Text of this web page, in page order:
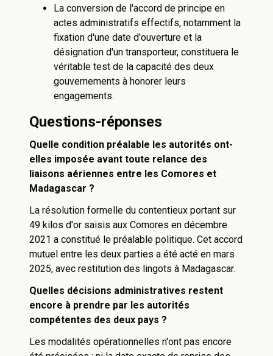
La conversion de l'accord de principe en
actes administratifs effectifs, notamment la
fixation d'une date d'ouverture et la
désignation d'un transporteur, constituera le
véritable test de la capacité des deux
gouvernements à honorer leurs
engagements.
Questions-réponses
Quelle condition préalable les autorités ont-
elles imposée avant toute relance des
liaisons aériennes entre les Comores et
Madagascar ?
La résolution formelle du contentieux portant sur
49 kilos d'or saisis aux Comores en décembre
2021 a constitué le préalable politique. Cet accord
mutuel entre les deux parties a été acté en mars
2025, avec restitution des lingots à Madagascar.
Quelles décisions administratives restent
encore à prendre par les autorités
compétentes des deux pays ?
Les modalités opérationnelles n'ont pas encore